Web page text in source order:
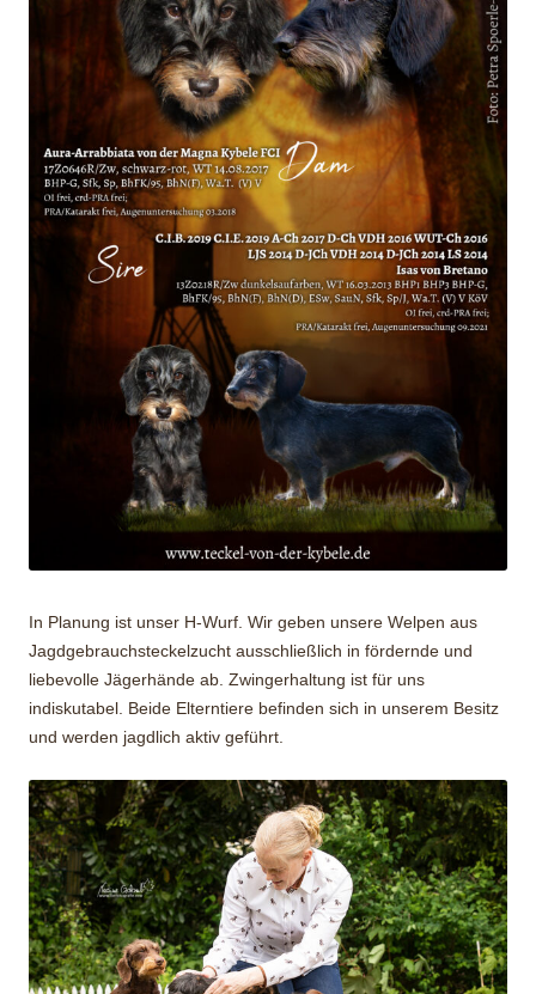
In Planung ist unser H-Wurf. Wir geben unsere Welpen aus
Jagdgebrauchsteckelzucht ausschließlich in fördernde und
liebevolle Jägerhände ab. Zwingerhaltung ist für uns
indiskutabel. Beide Elterntiere befinden sich in unserem Besitz
und werden jagdlich aktiv geführt.